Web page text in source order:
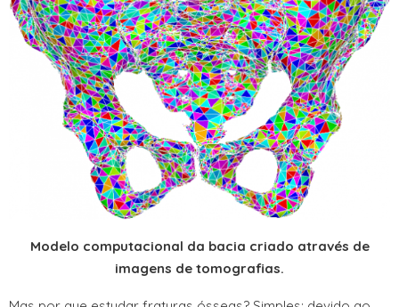
Modelo computacional da bacia criado através de
imagens de tomografias.